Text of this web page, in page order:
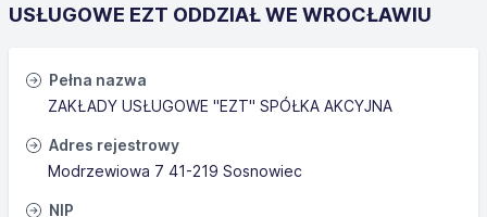
USŁUGOWE EZT ODDZIAŁ WE WROCŁAWIU
Pełna nazwa
ZAKŁADY USŁUGOWE "EZT" SPÓŁKA AKCYJNA
Adres rejestrowy
Modrzewiowa 7 41-219 Sosnowiec
NIP